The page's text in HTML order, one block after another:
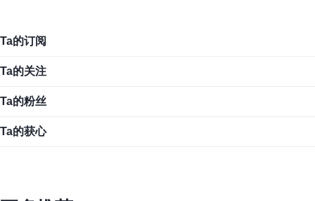
Ta的订阅
Ta的关注
Ta的粉丝
Ta的获心